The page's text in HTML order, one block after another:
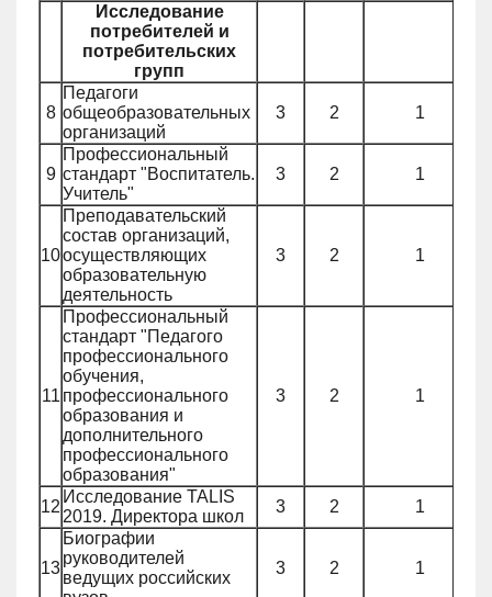
Исследование
потребителей и
потребительских
групп
8
Педагоги
общеобразовательных
организаций
3 2 1
9
Профессиональный
стандарт "Воспитатель.
Учитель"
3 2 1
10
Преподавательский
состав организаций,
осуществляющих
образовательную
деятельность
3 2 1
11
Профессиональный
стандарт "Педагого
профессионального
обучения,
профессионального
образования и
дополнительного
профессионального
образования"
3 2 1
12
Исследование TALIS
2019. Директора школ
3 2 1
13
Биографии
руководителей
ведущих российских
3 2 1